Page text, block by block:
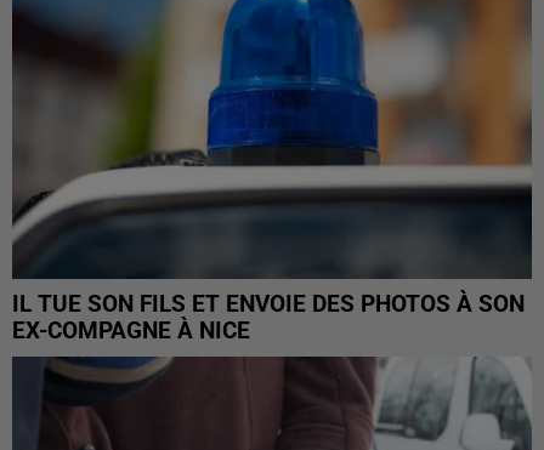
IL TUE SON FILS ET ENVOIE DES PHOTOS À SON
EX-COMPAGNE À NICE